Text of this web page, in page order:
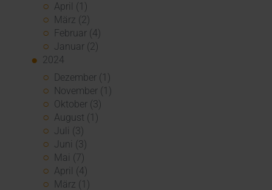
April (1)
März (2)
Februar (4)
Januar (2)
2024
Dezember (1)
November (1)
Oktober (3)
August (1)
Juli (3)
Juni (3)
Mai (7)
April (4)
März (1)